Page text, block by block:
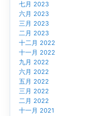
七月 2023
六月 2023
三月 2023
二月 2023
十二月 2022
十一月 2022
九月 2022
六月 2022
五月 2022
三月 2022
二月 2022
十一月 2021